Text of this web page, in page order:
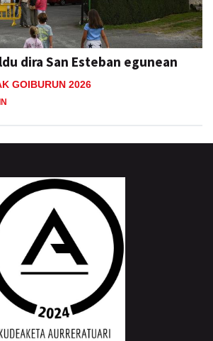
dira San Esteban egunean
GOIBURUN 2026